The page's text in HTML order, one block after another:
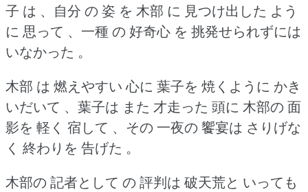
子 は 、自分 の 姿 を 木部 に 見つけ出した よう
に 思って 、一種 の 好奇心 を 挑発せられずには
いなかった 。
木部 は 燃えやすい 心に 葉子を 焼くように かき
いだいて 、葉子は また 才走った 頭に 木部の 面
影を 軽く 宿して 、その 一夜の 饗宴は さりげな
く 終わりを 告げた 。
木部の 記者として の 評判は 破天荒と いっても